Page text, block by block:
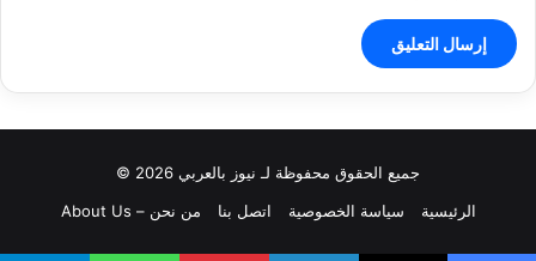
جميع الحقوق محفوظة لـ نيوز بالعربي 2026 ©
الرئيسية
سياسة الخصوصية اتصل بنا من نحن – About Us